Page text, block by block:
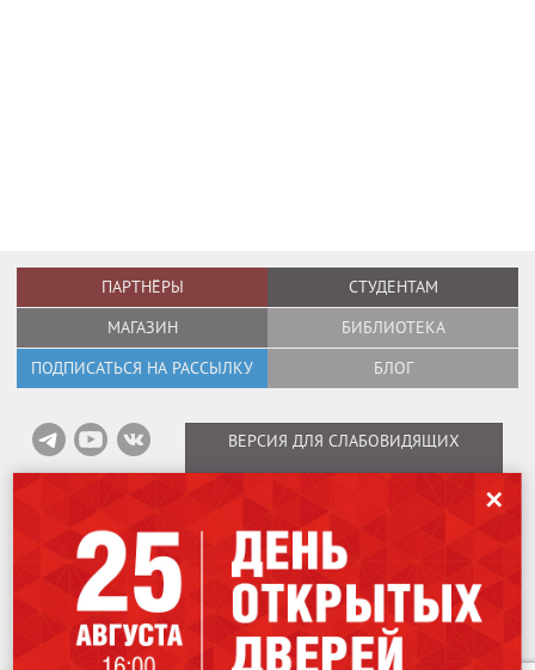
ПАРТНЁРЫ
СТУДЕНТАМ
МАГАЗИН
БИБЛИОТЕКА
ПОДПИСАТЬСЯ НА РАССЫЛКУ
БЛОГ
ВЕРСИЯ ДЛЯ СЛАБОВИДЯЩИХ
Информация об оплате вебинаров Карта сайта
Политика в отношении
обработки персональных данных
Copyright © 1995–2026
International Design School (Международная Школа
Дизайна)
Лицензия № Л035-01298-77/00184853.
115162
Москва , ул. Шаболовка, 31Г.
+7 (499)707-07-06
✕
Мы используем файлы cookies для улучшения работы сайта. Оставаясь
на нашем сайте, вы соглашаетесь на использование файлов cookies.
Чтобы ознакомиться с Политикой конфиденциальности,
нажмите здесь
Я согласен